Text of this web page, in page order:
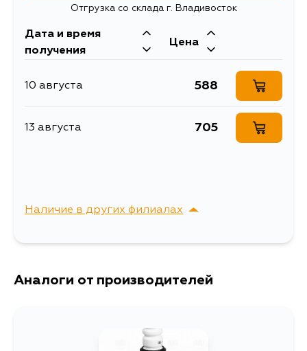
Длина упаковки, мм
Масса, кг 0.05
Описание Пыльник амортизатора
MASUMA
Mitsubishi
Кузов Двигатель
CU4W, CU5W, Z22A, Z22W, Z24A,
CS5W, CS6W, CU2W
4G69, 4G64, 4A91,
4G93, 4G63, 4G15,
4G18
Отгрузка со склада г. Владивосток
Дата и время
получения
Цена
10 августа 588
13 августа 705
Наличие в других филиалах
г. Владивосток,
Аналоги от производителей